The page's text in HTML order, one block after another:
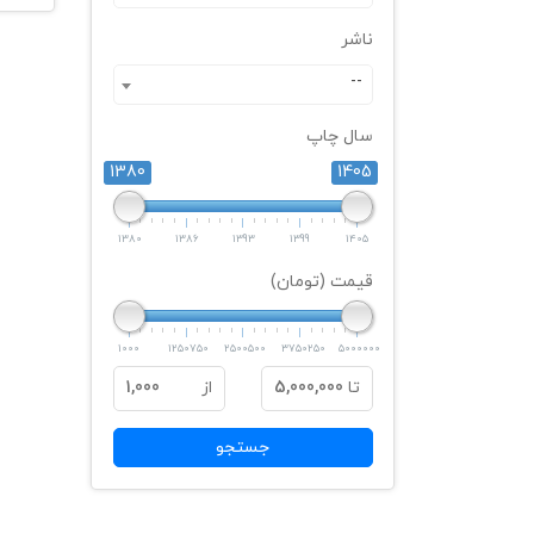
ناشر
--
سال چاپ
1380
1405
1380 1386 1393 1399 1405
قیمت (تومان)
1000 1250750 2500500 3750250 5000000
تا 5,000,000 از 1,000
جستجو